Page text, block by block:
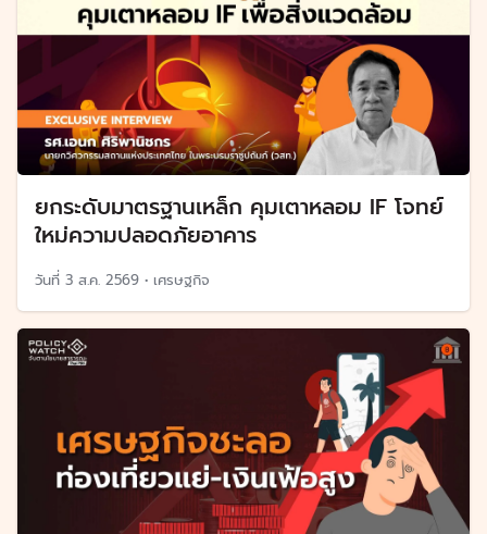
ยกระดับมาตรฐานเหล็ก คุมเตาหลอม IF โจทย์
ใหม่ความปลอดภัยอาคาร
วันที่ 3 ส.ค. 2569 • เศรษฐกิจ